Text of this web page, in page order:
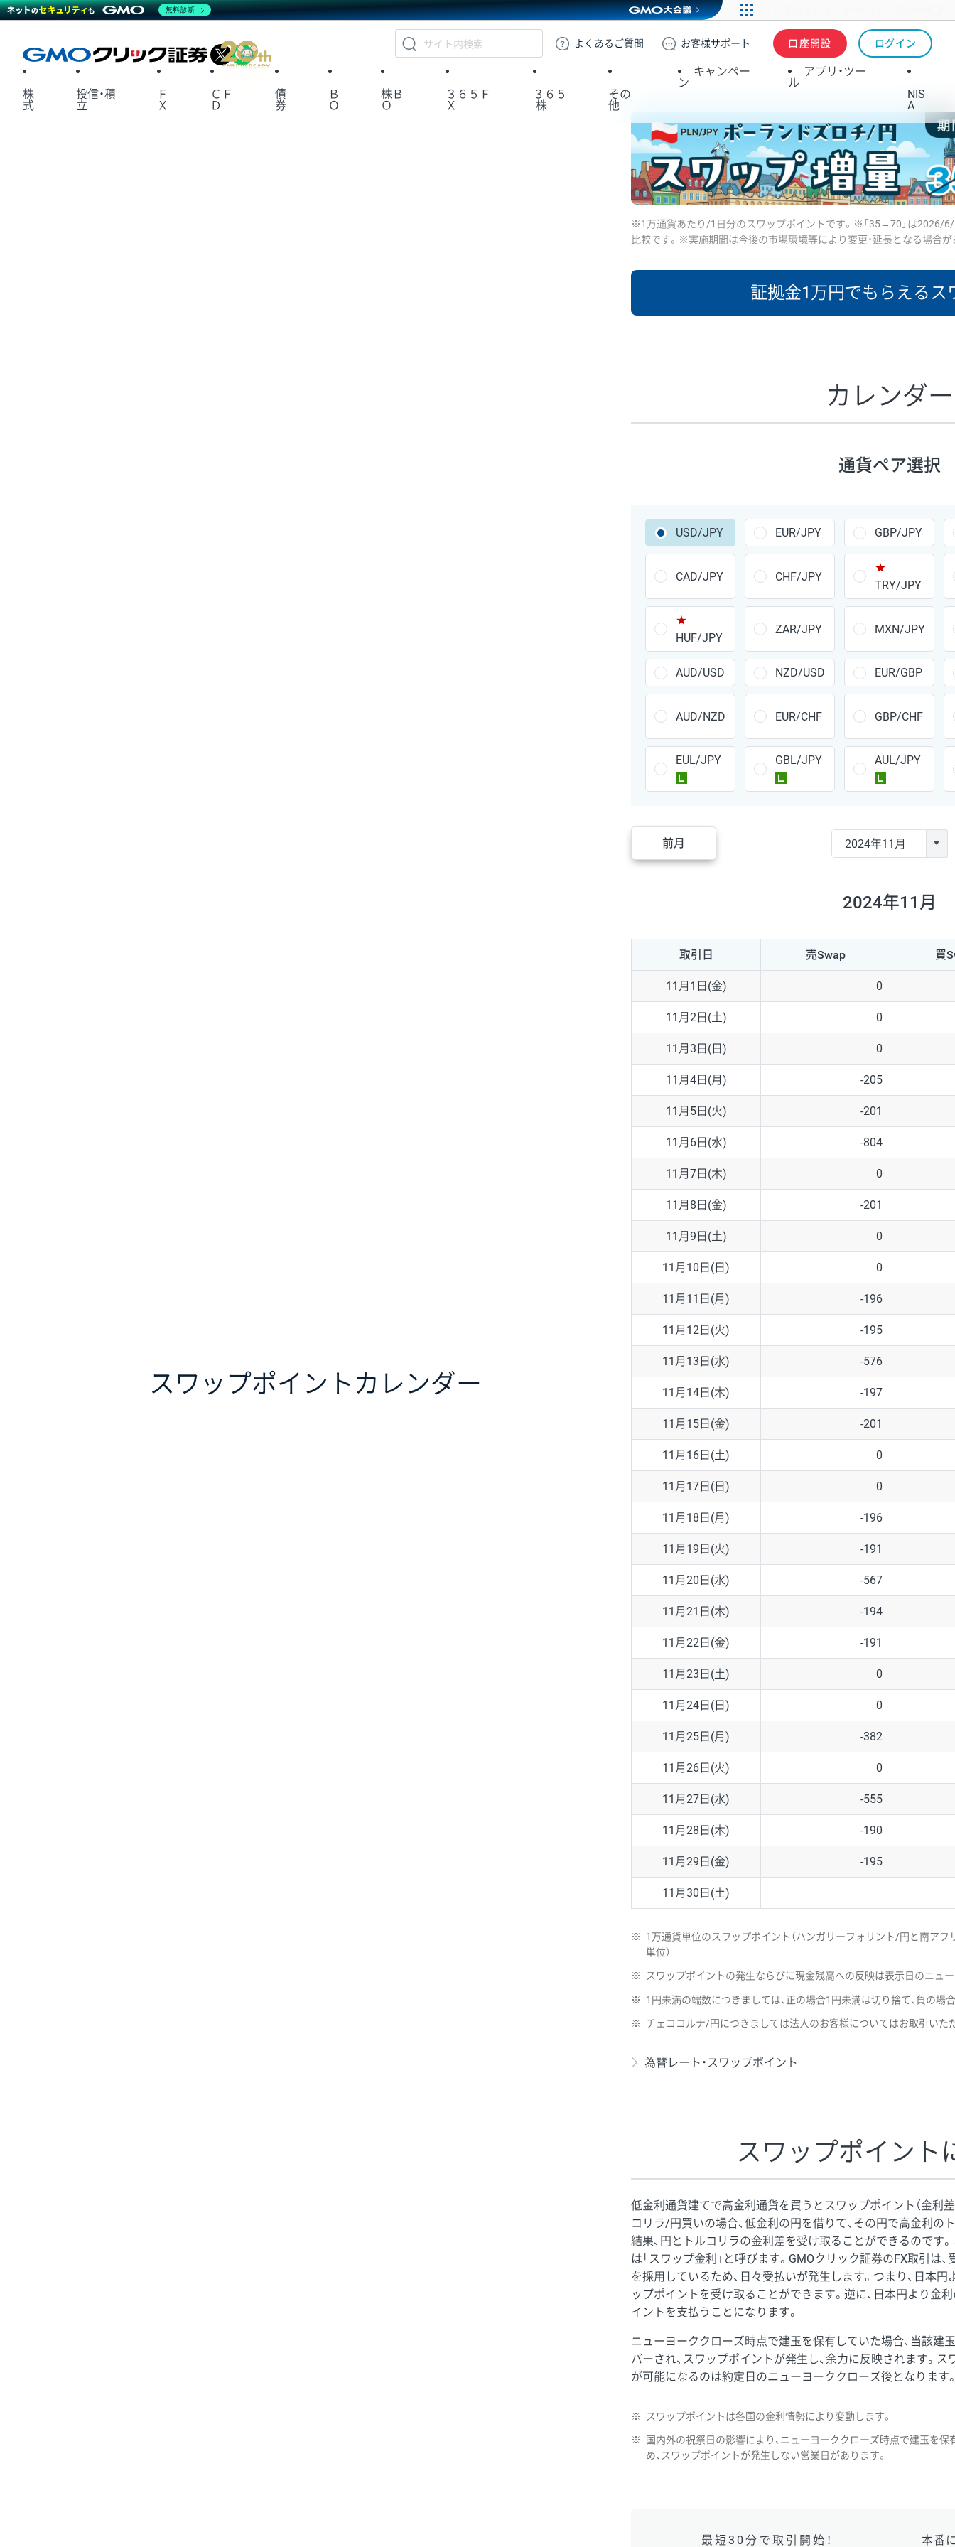
GMOクリック証券
よくある ご質問 お客様サポート 口座開設 ログイン
X
株
式
投信・積
立
Ｆ
Ｘ
ＣＦ
Ｄ
債
券
Ｂ
Ｏ
株Ｂ
Ｏ
３６５Ｆ
Ｘ
３６５
株
その
他
キャンペー
ン
アプリ・ツー
ル
NIS
A
スワップポイント カレンダー
※1万通貨あたり/1日分のスワップポイントです。※「35→70」は2026/6/
比較です。※実施期間は今後の市場環境等により変更・延長となる場合が
証拠金1万円でもらえるス
あたりの
ポイント
GBP/JPY 170円
AUD/JPY 106円
NZD/JPY 28円
CAD/JPY 38円
CHF/JPY 34円
PLN/JPY 35円
HUF/JPY 16円
ZAR/JPY 130円
MXN/JPY 140円
AUD/USD
NZD/USD 41円
EUR/GBP 71円
EUR/AUD 103円
GBP/AUD 43円
AUD/NZD 66円
EUR/CHF 111円
GBP/CHF 220円
USD/CHF 160円
※取引証拠金は同日の当社為替レート（ニューヨーククローズ・MIDレ
※ハンガリーフォリント/円と南アフリカランド/円とメキシコペソ/
カレンダー
通貨ペア選択
USD/JPY EUR/JPY GBP/JPY
CAD/JPY CHF/JPY
★
TRY/JPY
★
HUF/JPY
ZAR/JPY MXN/JPY
AUD/USD NZD/USD EUR/GBP
AUD/NZD EUR/CHF GBP/CHF
EUL/JPY
GBL/JPY
AUL/JPY
前月
2024年11月
取引日 売Swap 買
11月1日(金) 0
11月2日(土) 0
11月3日(日) 0
11月4日(月) -205
11月5日(火) -201
11月6日(水) -804
11月7日(木) 0
11月8日(金) -201
11月9日(土) 0
11月10日(日) 0
11月11日(月) -196
11月12日(火) -195
11月13日(水) -576
11月14日(木) -197
11月15日(金) -201
11月16日(土) 0
11月17日(日) 0
11月18日(月) -196
11月19日(火) -191
11月20日(水) -567
11月21日(木) -194
11月22日(金) -191
11月23日(土) 0
11月24日(日) 0
11月25日(月) -382
11月26日(火) 0
11月27日(水) -555
11月28日(木) -190
11月29日(金) -195
11月30日(土)
※
1万通貨単位のスワップポイント（ハンガリーフォリント/円と南ア
単位）
※ スワップポイントの発生ならびに現金残高への反映は表示日のニュ
※ 1円未満の端数につきましては、正の場合1円未満は切り捨て、負の場
※ チェココルナ/円につきましては法人のお客様についてはお取引いた
為替レート・スワップポイント
スワップポイント
低金利通貨建てで高金利通貨を買うとスワップポイント（金利
コリラ/円買いの場合、低金利の円を借りて、その円で高金利の
結果、円とトルコリラの金利差を受け取ることができるのです
は「スワップ金利」と呼びます。GMOクリック証券のFX取引は
を採用しているため、日々受払いが発生します。つまり、日本
ップポイントを受け取ることができます。逆に、日本円より金
イントを支払うことになります。
ニューヨーククローズ時点で建玉を保有していた場合、当該建
バーされ、スワップポイントが発生し、余力に反映されます。
が可能になるのは約定日のニューヨーククローズ後となります
※ スワップポイントは各国の金利情勢により変動します。
※
国内外の祝祭日の影響により、ニューヨーククローズ時点で建玉を
め、スワップポイントが発生しない営業日があります。
最短30分で取引開始！ 本番
無料診断